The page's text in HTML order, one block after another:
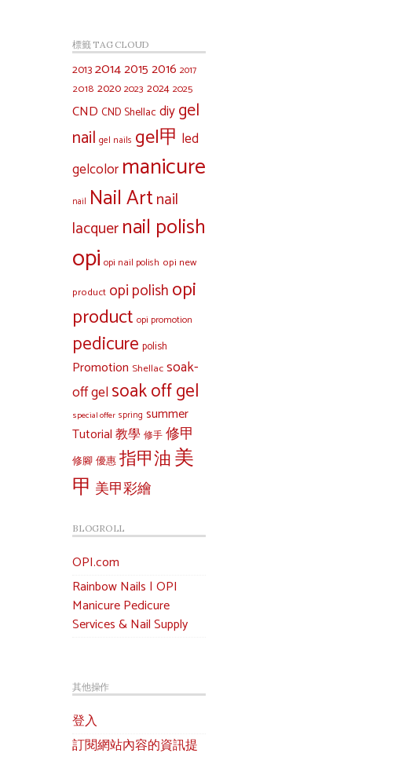
標籤 TAG CLOUD
201320142015 2016 2017
2018 20202023 20242025
CND CND Shellac diygel
nail gel nails gel甲 led
gelcolor manicure
nail Nail Artnail
lacquernail polish
opi opi nail polish opi new
product opi polishopi
product opi promotion
pedicure polish
Promotion Shellacsoak-
off gelsoak off gel
special offer spring summer
Tutorial 教學修手修甲
修腳優惠指甲油美
甲 美甲彩繪
BLOGROLL
OPI.com
Rainbow Nails | OPI
Manicure Pedicure
Services & Nail Supply
其他操作
登入
訂閱網站內容的資訊提